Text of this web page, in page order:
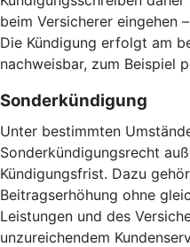
beim Versicherer eingehen
Die Kündigung erfolgt am
nachweisbar, zum Beispiel
Sonderkündigung
Unter bestimmten
Sonderkündigungsrecht
Kündigungsfrist. Dazu
Beitragserhöhung ohne
Leistungen und des
unzureichendem